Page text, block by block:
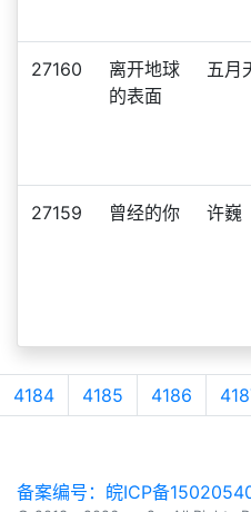
27160
离开地球
的表面
五月
27159 曾经的你 许巍
4184 4185 4186
备案编号：皖ICP备